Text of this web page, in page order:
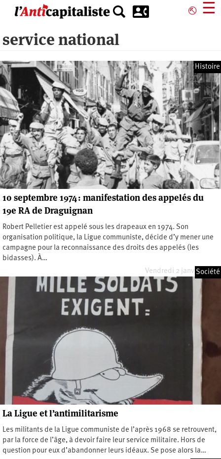
principal
⎋ ☰
service national
Histoire
10 septembre 1974 : manifestation des appelés du
19e RA de Draguignan
Robert Pelletier est appelé sous les drapeaux en 1974. Son
organisation politique, la Ligue communiste, décide d’y mener une
campagne pour la reconnaissance des droits des appelés (les
bidasses). À…
Vendredi 2 janvier 2026
Société
La Ligue et l’antimilitarisme
Les militants de la Ligue communiste de l’après 1968 se retrouvent,
par la force de l’âge, à devoir faire leur service militaire. Hors de
question pour eux d’abandonner leurs idéaux. Se pose alors la…